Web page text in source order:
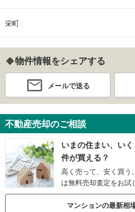
栄町
物件情報をシェアする
メールで送る
不動産売却のご相談
いまの住まい、い
件が買える？
高く売って、安く買う
は無料売却査定をお試
マンションの最新相